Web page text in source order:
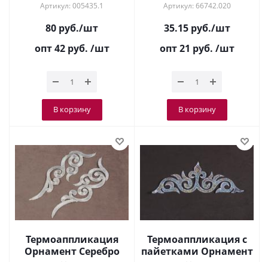
Артикул: 005435.1
80 руб./шт
опт 42 руб. /шт
В корзину
Артикул: 66742.020
35.15руб./шт
опт 21 руб. /шт
В корзину
Термоаппликация
Орнамент Серебро
Термоаппликация с
пайетками Орнамент